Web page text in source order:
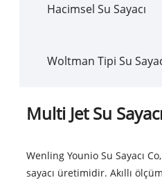
Hacimsel Su Sayacı
Woltman Tipi Su
Multi Jet Su Sayacı
Wenling Younio Su Sayacı
sayacı üretimidir. Akıllı